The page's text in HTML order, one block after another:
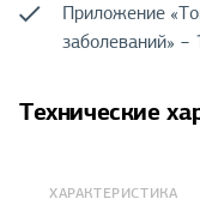
Приложение
заболеваний» −
Технические
ХАРАКТЕРИСТИКА